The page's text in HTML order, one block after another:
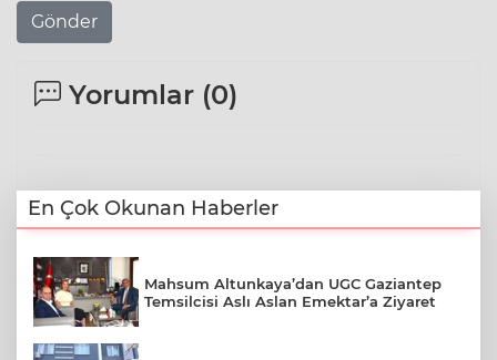
Gönder
Yorumlar (0)
En Çok Okunan Haberler
Mahsum Altunkaya’dan UGC Gaziantep
Temsilcisi Aslı Aslan Emektar’a Ziyaret